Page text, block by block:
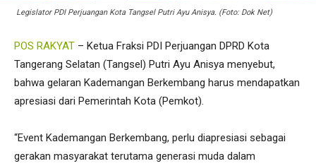
Legislator PDI Perjuangan Kota Tangsel Putri Ayu Anisya. (Foto: Dok Net)
POS RAKYAT – Ketua Fraksi PDI Perjuangan DPRD Kota
Tangerang Selatan (Tangsel) Putri Ayu Anisya menyebut,
bahwa gelaran Kademangan Berkembang harus mendapatkan
apresiasi dari Pemerintah Kota (Pemkot).
“Event Kademangan Berkembang, perlu diapresiasi sebagai
gerakan masyarakat terutama generasi muda dalam